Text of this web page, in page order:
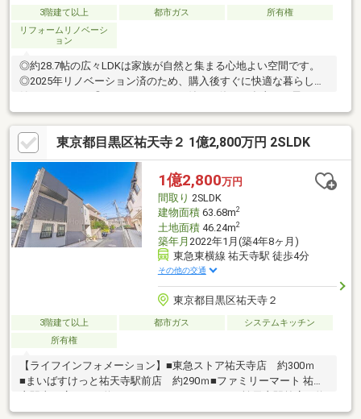
3階建て以上 都市ガス
所有権
リフォームリノベーシ
ョン
◎約28.7帖の広々LDKは家族が自然と集まる心地よい空間です。
◎2025年リノベーション済のため、購入後すぐに快適な暮らしを
との時間も楽しめます。◎学芸大学・祐天寺・三軒茶屋の3駅利用
可能♪現地内覧予約受付中です♪見学をご希望の方は『見学予約を
する』ボタンから事前にご予約ください。【資料請求】は上記ボ
タンよりお進みください。電話からは⇒TEL0120-002-237【通話
料無料】♪ご案内時間の目安になります♪□現地／物件見学（30分
～）□資金計画のご相談（30分～）□ご希望条件のご相談（15分
～）
東京都目黒区祐天寺２ 1億2,800万円 2SLDK
1億2,800万円
間取り 2SLDK
建物面積63.68m2
土地面積46.24m2
築年月 2022年1月(築4年8ヶ月)
東急東横線 祐天寺駅 徒歩4分
その他の交通
東京都目黒区祐天寺２
3階建て以上 都市ガス
システムキッチン
所有権
【ライフインフォメーション】■東急ストア祐天寺店 約300ｍ
■まいばすけっと祐天寺駅前店 約290ｍ■ファミリーマート 祐天
290ｍ ■田切公園 約750ｍ■油面公園 約700ｍ■三井のカーシ